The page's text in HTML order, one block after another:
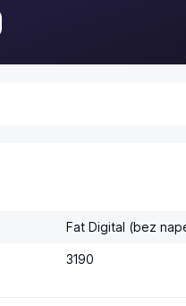
Fat Digital (bez
3190